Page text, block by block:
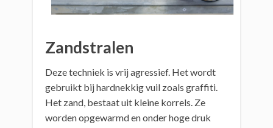
Zandstralen
Deze techniek is vrij agressief. Het wordt
gebruikt bij hardnekkig vuil zoals graffiti.
Het zand, bestaat uit kleine korrels. Ze
worden opgewarmd en onder hoge druk